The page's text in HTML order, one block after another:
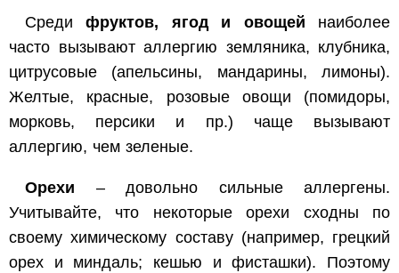
Средифруктов, ягод и овощей наиболее
часто вызывают аллергию земляника, клубника,
цитрусовые (апельсины, мандарины, лимоны).
Желтые, красные, розовые овощи (помидоры,
морковь, персики и пр.) чаще вызывают
аллергию, чем зеленые.
Орехи – довольно сильные аллергены.
Учитывайте, что некоторые орехи сходны по
своему химическому составу (например, грецкий
орех и миндаль; кешью и фисташки). Поэтому